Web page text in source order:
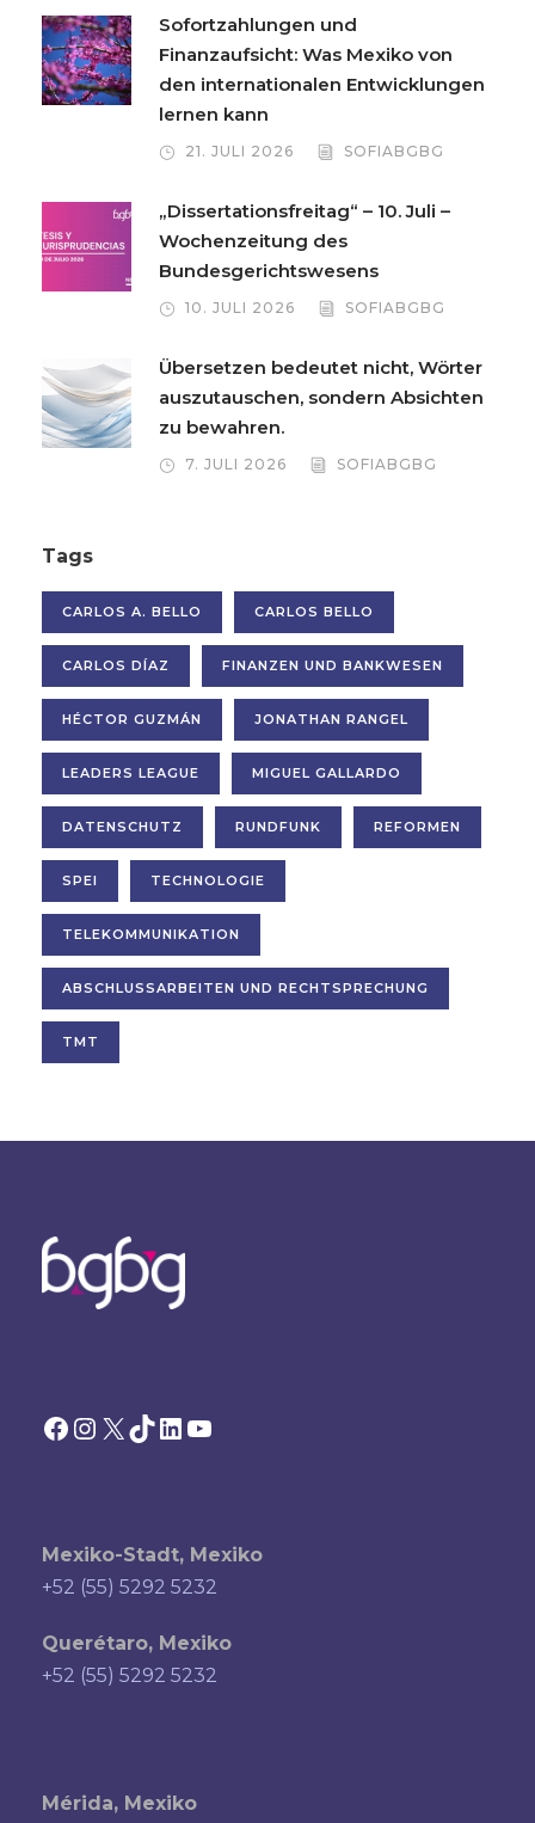
Sofortzahlungen und
Finanzaufsicht: Was Mexiko von
den internationalen Entwicklungen
lernen kann
21. JULI 2026 SOFIABGBG
„Dissertationsfreitag“ – 10. Juli –
Wochenzeitung des
Bundesgerichtswesens
10. JULI 2026 SOFIABGBG
Übersetzen bedeutet nicht, Wörter
auszutauschen, sondern Absichten
zu bewahren.
7. JULI 2026 SOFIABGBG
Tags
CARLOS A. BELLO CARLOS BELLO
CARLOS DÍAZ FINANZEN UND BANKWESEN
HÉCTOR GUZMÁN JONATHAN RANGEL
LEADERS LEAGUE MIGUEL GALLARDO
DATENSCHUTZ RUNDFUNK REFORMEN
SPEI TECHNOLOGIE
TELEKOMMUNIKATION
ABSCHLUSSARBEITEN UND RECHTSPRECHUNG
TMT
Facebook Instagram X TikTok LinkedIn YouTube
Mexiko-Stadt, Mexiko
+52 (55) 5292 5232
Querétaro, Mexiko
+52 (55) 5292 5232
Mérida, Mexiko